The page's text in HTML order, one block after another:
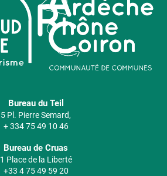
Bureau du Teil
5 Pl. Pierre Semard,
+ 334 75 49 10 46
Bureau de Cruas
1 Place de la Liberté
+33 4 75 49 59 20